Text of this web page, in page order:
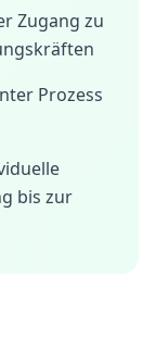
Zugang zu
Prozess
bis zur